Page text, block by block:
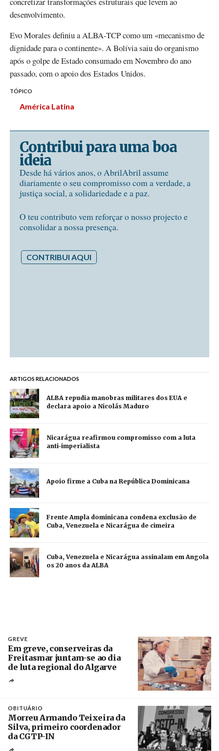
desenvolvimento.
Evo Morales definiu a ALBA-TCP como um «mecanismo de
dignidade para o continente». A Bolívia saiu do organismo
após o golpe de Estado consumado em Novembro do ano
passado, com o apoio dos Estados Unidos.
TÓPICO
América Latina
Contribui para uma boa
ideia
Desde há vários anos, o AbrilAbril assume
diariamente o seu compromisso com a verdade, a
justiça social, a solidariedade e a paz.
O teu contributo vem reforçar o nosso projecto e
consolidar a nossa presença.
CONTRIBUI AQUI
ARTIGOS RELACIONADOS
ALBA repudia manobras militares dos EUA e
declara apoio a Nicolás Maduro
Nicarágua reafirmou compromisso com a luta
anti-imperialista
Apoio firme a Cuba na República Dominicana
Frente Ampla dominicana condena exclusão de
Cuba, Venezuela e Nicarágua de cimeira
Cuba, Venezuela e Nicarágua assinalam em Angola
os 20 anos da ALBA
GREVE
Em greve, conserveiras da
Freitasmar juntam-se ao dia
de luta regional do Algarve
OBITUÁRIO
Morreu Armando Teixeira da
Silva, primeiro coordenador
da CGTP-IN